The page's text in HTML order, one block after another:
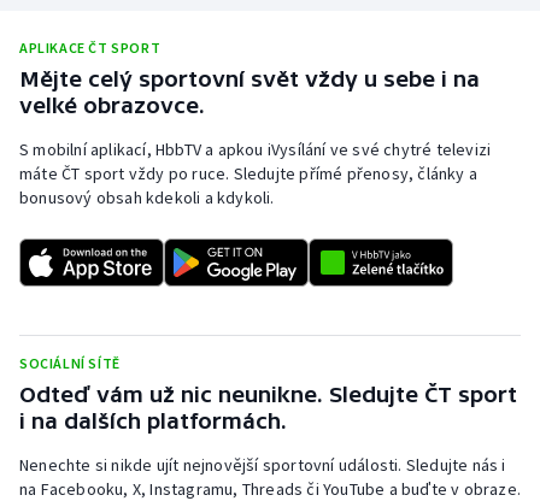
Rychlobruslení
Rychlostní kanoistika
Short track
Stolní tenis
Veslování
Vodní slalom
APLIKACE ČT SPORT
Mějte celý sportovní svět vždy u sebe i na
velké obrazovce.
S mobilní aplikací, HbbTV a apkou iVysílání ve své chytré televizi
máte ČT sport vždy po ruce. Sledujte přímé přenosy, články a
bonusový obsah kdekoli a kdykoli.
SOCIÁLNÍ SÍTĚ
Odteď vám už nic neunikne. Sledujte ČT sport
i na dalších platformách.
Nenechte si nikde ujít nejnovější sportovní události. Sledujte nás i
na Facebooku, X, Instagramu, Threads či YouTube a buďte v obraze.